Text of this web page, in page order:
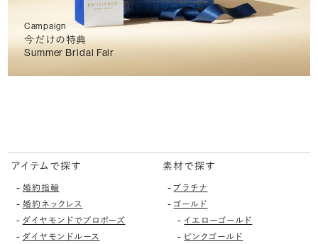
Campaign
今だけの特典
Summer Bridal Fair
アイテムで探す
- 婚約指輪
- 婚約ネックレス
- ダイヤモンドでプロポーズ
- ダイヤモンドルース
素材で探す
-プラチナ
- ゴールド
-イエローゴールド
- ピンクゴールド